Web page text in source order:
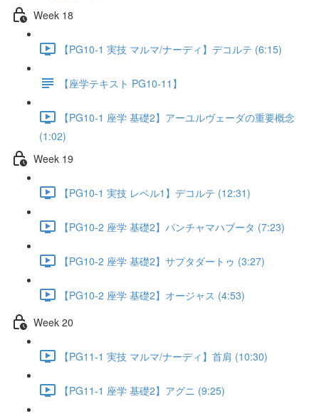
Week 18
【PG10-1 実技 マルマ/ナーディ】デコルテ (6:15)
【座学テキスト PG10-11】
【PG10-1 座学 基礎2】アーユルヴェーダの重要概念
(1:02)
Week 19
【PG10-1 実技 レベル1】デコルテ (12:31)
【PG10-2 座学 基礎2】パンチャマハブータ (7:23)
【PG10-2 座学 基礎2】サプタダートゥ (3:27)
【PG10-2 座学 基礎2】オージャス (4:53)
Week 20
【PG11-1 実技 マルマ/ナーディ】首肩 (10:30)
【PG11-1 座学 基礎2】アグニ (9:25)